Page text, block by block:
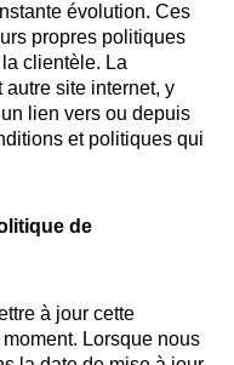
évolution. Ces
propres politiques
clientèle. La
site internet, y
lien vers ou depuis
et politiques qui
de
à jour cette
Lorsque nous